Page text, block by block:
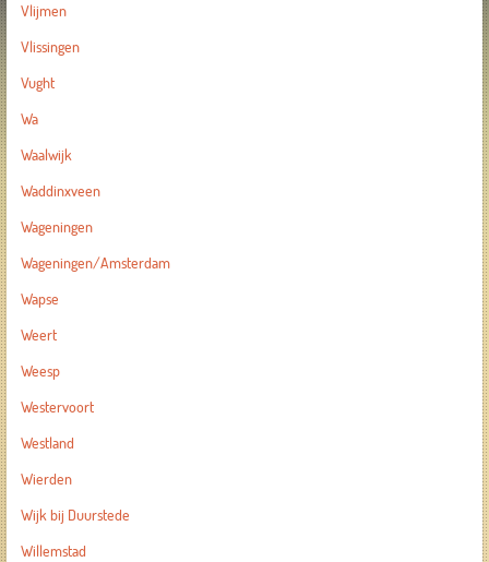
Vlijmen
Vlissingen
Vught
Wa
Waalwijk
Waddinxveen
Wageningen
Wageningen/Amsterdam
Wapse
Weert
Weesp
Westervoort
Westland
Wierden
Wijk bij Duurstede
Willemstad